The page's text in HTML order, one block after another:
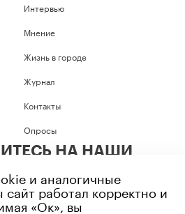
Интервью
Мнение
Жизнь в городе
Журнал
Контакты
Опросы
НА НАШИ
и аналогичные
работал корректно и
«Ок», вы